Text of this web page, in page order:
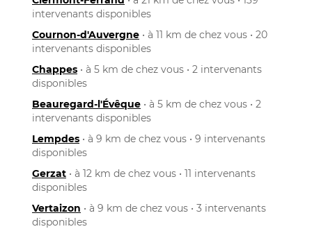
intervenants disponibles
Cournon-d'Auvergne • à 11 km de chez vous • 20
intervenants disponibles
Chappes • à 5 km de chez vous • 2 intervenants
disponibles
Beauregard-l'Évêque • à 5 km de chez vous • 2
intervenants disponibles
Lempdes • à 9 km de chez vous • 9 intervenants
disponibles
Gerzat • à 12 km de chez vous • 11 intervenants
disponibles
Vertaizon • à 9 km de chez vous • 3 intervenants
disponibles